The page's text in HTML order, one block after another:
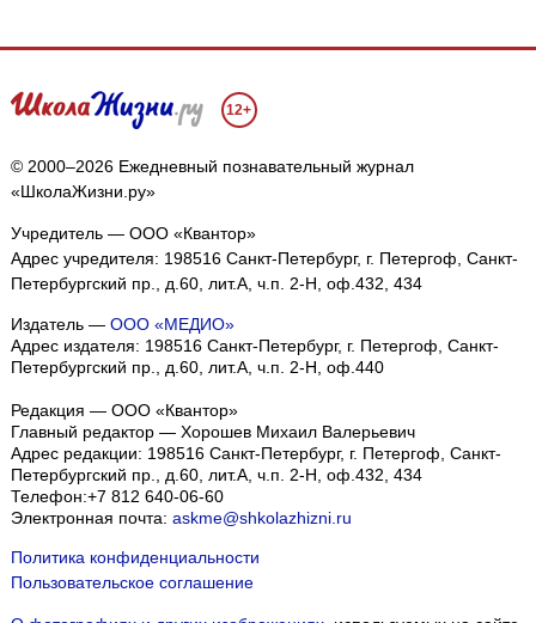
12+
© 2000–2026 Ежедневный познавательный журнал
«ШколаЖизни.ру»
Учредитель — ООО «Квантор»
Адрес учредителя: 198516 Санкт-Петербург, г. Петергоф, Санкт-
Петербургский пр., д.60, лит.А, ч.п. 2-Н, оф.432, 434
Издатель — ООО «МЕДИО»
Адрес издателя: 198516 Санкт-Петербург, г. Петергоф, Санкт-
Петербургский пр., д.60, лит.А, ч.п. 2-Н, оф.440
Редакция — ООО «Квантор»
Главный редактор — Хорошев Михаил Валерьевич
Адрес редакции: 198516 Санкт-Петербург, г. Петергоф, Санкт-
Петербургский пр., д.60, лит.А, ч.п. 2-Н, оф.432, 434
Телефон:+7 812 640-06-60
Электронная почта: askme@shkolazhizni.ru
Политика конфиденциальности
Пользовательское соглашение